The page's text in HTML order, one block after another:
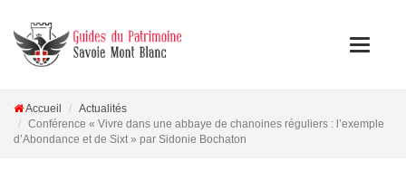
Accueil
Actualités
Conférence « Vivre dans une abbaye de chanoines réguliers : l’exemple
d’Abondance et de Sixt » par Sidonie Bochaton